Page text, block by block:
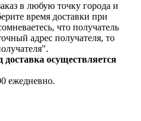
в любую точку города и
время доставки при
что получатель
адрес получателя, то
осуществляется
ежедневно.